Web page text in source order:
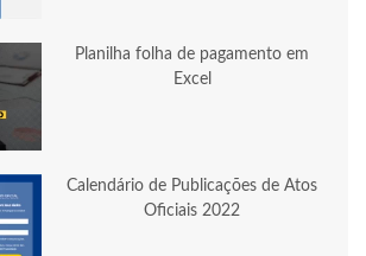
Planilha folha de pagamento em
Excel
Calendário de Publicações de Atos
Oficiais 2022